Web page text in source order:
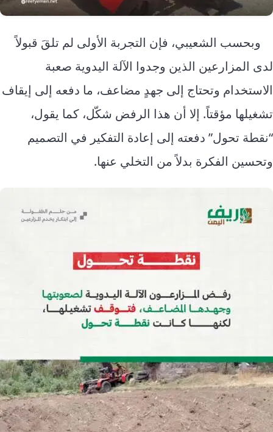
وبحسب الشعيبي، فإن التجربة الأولى لم تلقَ قبولاً
لدى المزارعين الذين وجدوا الآلة اليدوية صعبة
الاستخدام وتحتاج إلى جهدٍ مضاعف، ما دفعه إلى إيقاف
تشغيلها مؤقتاً. إلا أن هذا الرفض شكّل، كما يقول،
“نقطة تحول” دفعته إلى إعادة التفكير في التصميم
وتحسين الفكرة بدلاً من التخلي عنها.